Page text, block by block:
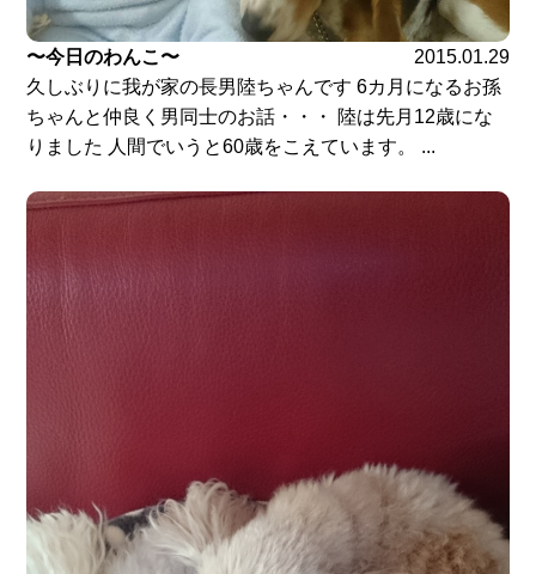
〜今日のわんこ〜
2015.01.29
久しぶりに我が家の長男陸ちゃんです 6カ月になるお孫
ちゃんと仲良く男同士のお話・・・ 陸は先月12歳にな
りました 人間でいうと60歳をこえています。 ...